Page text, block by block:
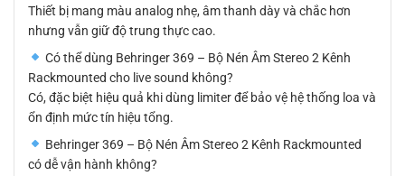
Thiết bị mang màu analog nhẹ, âm thanh dày và chắc hơn
nhưng vẫn giữ độ trung thực cao.
Có thể dùng Behringer 369 – Bộ Nén Âm Stereo 2 Kênh
Rackmounted cho live sound không?
Có, đặc biệt hiệu quả khi dùng limiter để bảo vệ hệ thống loa và
ổn định mức tín hiệu tổng.
Behringer 369 – Bộ Nén Âm Stereo 2 Kênh Rackmounted
có dễ vận hành không?